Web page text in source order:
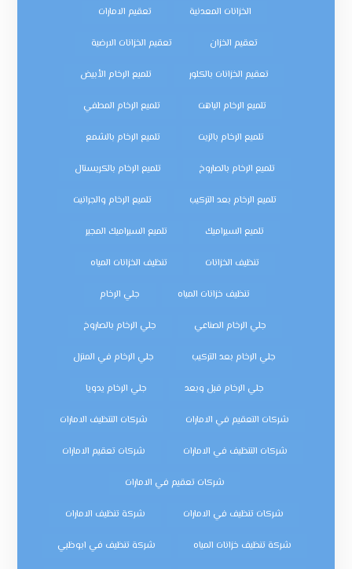
الخزانات المعدنية تعقيم الامارات
تعقيم الخزان تعقيم الخزانات الارضية
تعقيم الخزانات بالكلور تلميع الرخام الأبيض
تلميع الرخام الباهت تلميع الرخام المطفي
تلميع الرخام بالزيت تلميع الرخام بالشمع
تلميع الرخام بالصاروخ تلميع الرخام بالكريستال
تلميع الرخام بعد التركيب تلميع الرخام والجرانيت
تلميع السيراميك تلميع السيراميك المجير
تنظيف الخزانات تنظيف الخزانات المياه
تنظيف خزانات المياه جلي الرخام
جلي الرخام الصناعي جلي الرخام بالصاروخ
جلي الرخام بعد التركيب جلي الرخام في المنزل
جلي الرخام قبل وبعد جلي الرخام يدويا
شركات التعقيم في الامارات شركات التنظيف الامارات
شركات التنظيف في الامارات شركات تعقيم الامارات
شركات تعقيم في الامارات
شركات تنظيف في الامارات شركة تنظيف الامارات
شركة تنظيف خزانات المياه شركة تنظيف في ابوظبي